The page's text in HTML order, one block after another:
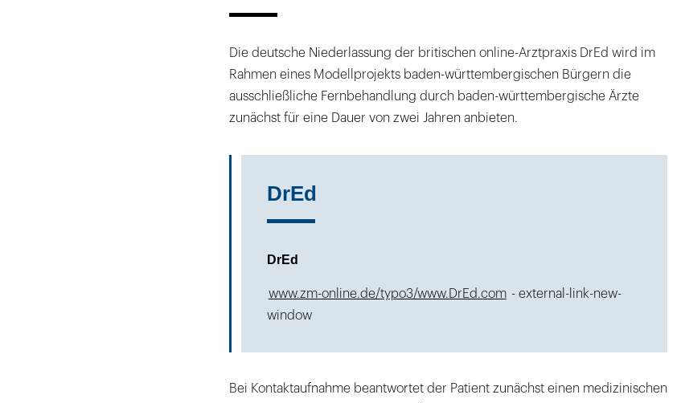
Die deutsche Niederlassung der britischen online-Arztpraxis DrEd wird im
Rahmen eines Modellprojekts baden-württembergischen Bürgern die
ausschließliche Fernbehandlung durch baden-württembergische Ärzte
zunächst für eine Dauer von zwei Jahren anbieten.
DrEd
DrEd
www.zm-online.de/typo3/www.DrEd.com - external-link-new-
window
Bei Kontaktaufnahme beantwortet der Patient zunächst einen medizinischen